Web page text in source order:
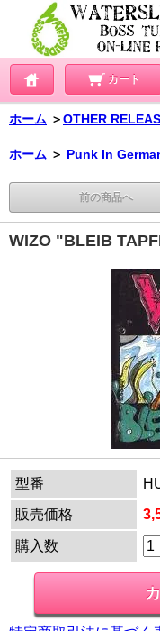
カート
ホーム ＞OTHER
ホーム ＞ Punk In
前の商品へ
WIZO "BLEIB
型番
販売価格
購入数